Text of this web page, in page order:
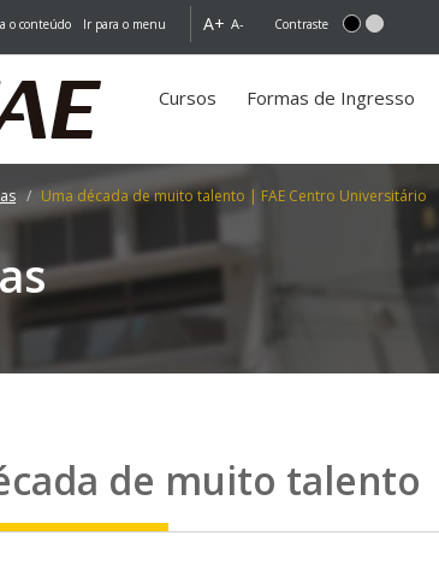
o conteúdo Ir para o menu A+ A- Contraste
Cursos Formas de Ingresso
Uma década de muito talento | FAE Centro Universitário
de muito talento